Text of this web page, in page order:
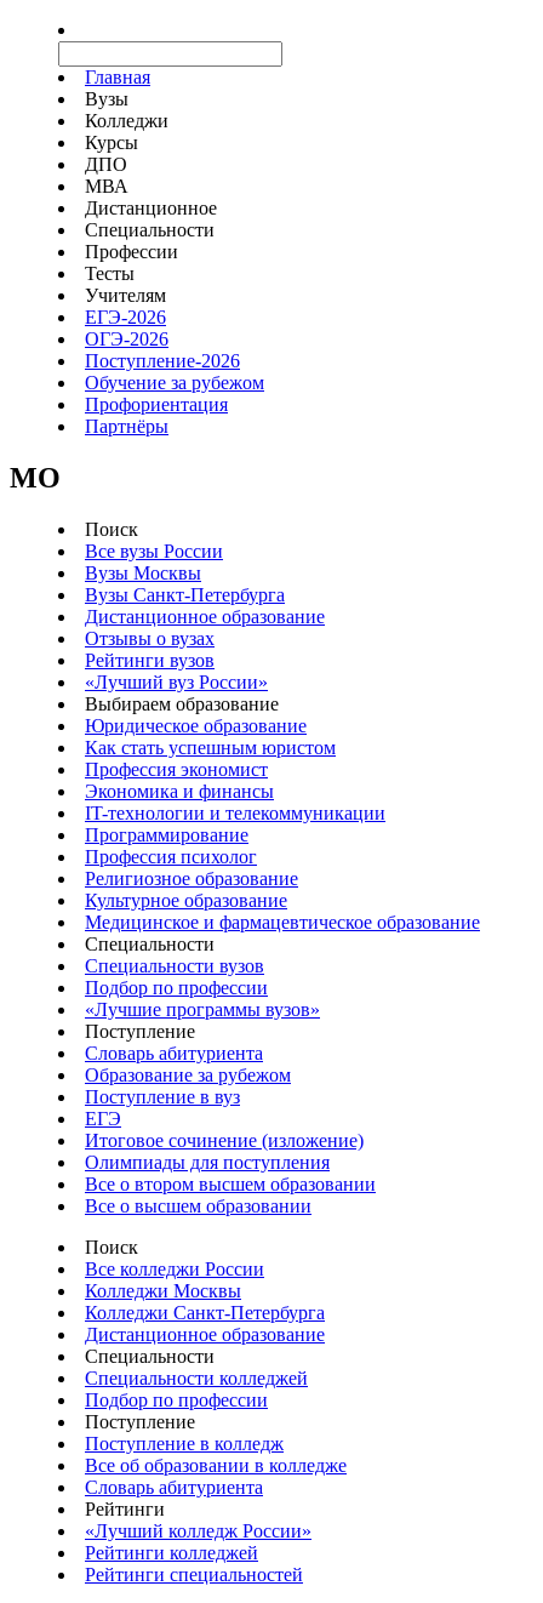
Главная
Вузы
Колледжи
Курсы
ДПО
МВА
Дистанционное
Специальности
Профессии
Тесты
Учителям
ЕГЭ-2026
ОГЭ-2026
Поступление-2026
Обучение за рубежом
Профориентация
Партнёры
MO
Поиск
Все вузы России
Вузы Москвы
Вузы Санкт-Петербурга
Дистанционное образование
Отзывы о вузах
Рейтинги вузов
«Лучший вуз России»
Выбираем образование
Юридическое образование
Как стать успешным юристом
Профессия экономист
Экономика и финансы
IT-технологии и телекоммуникации
Программирование
Профессия психолог
Религиозное образование
Культурное образование
Медицинское и фармацевтическое образование
Специальности
Специальности вузов
Подбор по профессии
«Лучшие программы вузов»
Поступление
Словарь абитуриента
Образование за рубежом
Поступление в вуз
ЕГЭ
Итоговое сочинение (изложение)
Олимпиады для поступления
Все о втором высшем образовании
Все о высшем образовании
Поиск
Все колледжи России
Колледжи Москвы
Колледжи Санкт-Петербурга
Дистанционное образование
Специальности
Специальности колледжей
Подбор по профессии
Поступление
Поступление в колледж
Все об образовании в колледже
Словарь абитуриента
Рейтинги
«Лучший колледж России»
Рейтинги колледжей
Рейтинги специальностей